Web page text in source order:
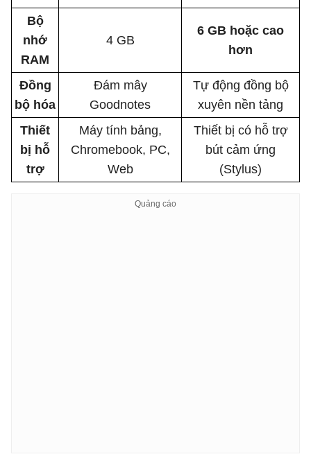
Bộ
nhớ
RAM
4 GB
6 GB hoặc cao
hơn
Đồng
bộ hóa
Đám mây
Goodnotes
Tự động đồng bộ
xuyên nền tảng
Thiết
bị hỗ
trợ
Máy tính bảng,
Chromebook, PC,
Web
Thiết bị có hỗ trợ
bút cảm ứng
(Stylus)